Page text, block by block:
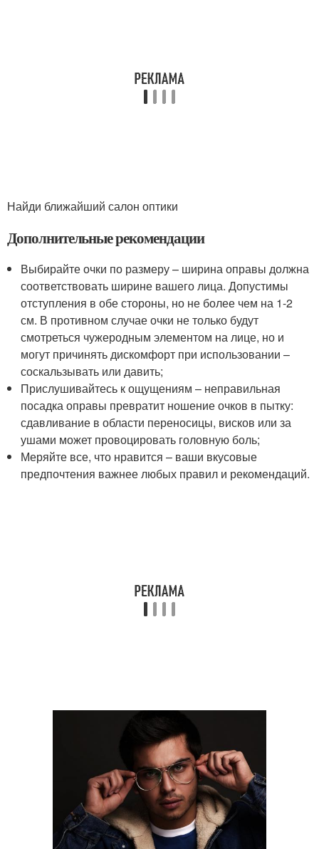
Найди ближайший салон оптики
Дополнительные рекомендации
Выбирайте очки по размеру – ширина оправы должна
соответствовать ширине вашего лица. Допустимы
отступления в обе стороны, но не более чем на 1-2
см. В противном случае очки не только будут
смотреться чужеродным элементом на лице, но и
могут причинять дискомфорт при использовании –
соскальзывать или давить;
Прислушивайтесь к ощущениям – неправильная
посадка оправы превратит ношение очков в пытку:
сдавливание в области переносицы, висков или за
ушами может провоцировать головную боль;
Меряйте все, что нравится – ваши вкусовые
предпочтения важнее любых правил и рекомендаций.